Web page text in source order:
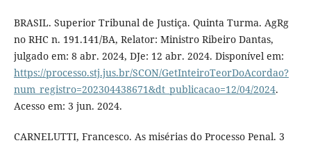
BRASIL. Superior Tribunal de Justiça. Quinta Turma. AgRg
no RHC n. 191.141/BA, Relator: Ministro Ribeiro Dantas,
julgado em: 8 abr. 2024, DJe: 12 abr. 2024. Disponível em:
https://processo.stj.jus.br/SCON/GetInteiroTeorDoAcordao?
num_registro=202304438671&dt_publicacao=12/04/2024.
Acesso em: 3 jun. 2024.
CARNELUTTI, Francesco. As misérias do Processo Penal. 3